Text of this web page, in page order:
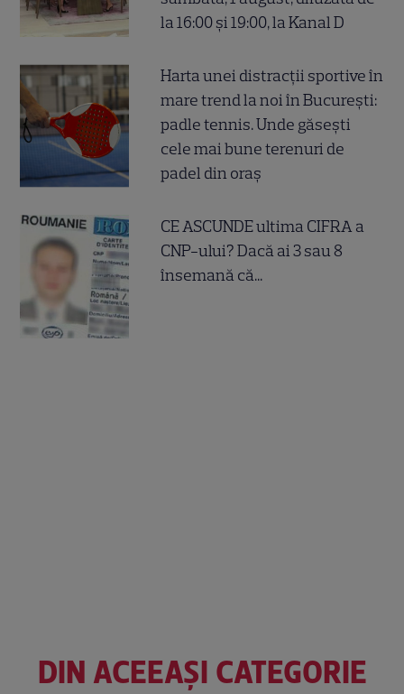
la 16:00 și 19:00, la Kanal D
Harta unei distracții sportive în
mare trend la noi în București:
padle tennis. Unde găsești
cele mai bune terenuri de
padel din oraș
CE ASCUNDE ultima CIFRA a
CNP-ului? Dacă ai 3 sau 8
însemană că...
DIN ACEEAȘI CATEGORIE